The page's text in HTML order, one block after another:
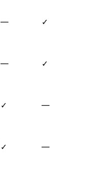
— ✓
— ✓
✓ —
✓ —